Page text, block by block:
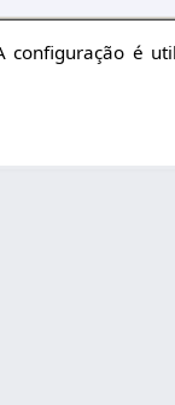
configuração é